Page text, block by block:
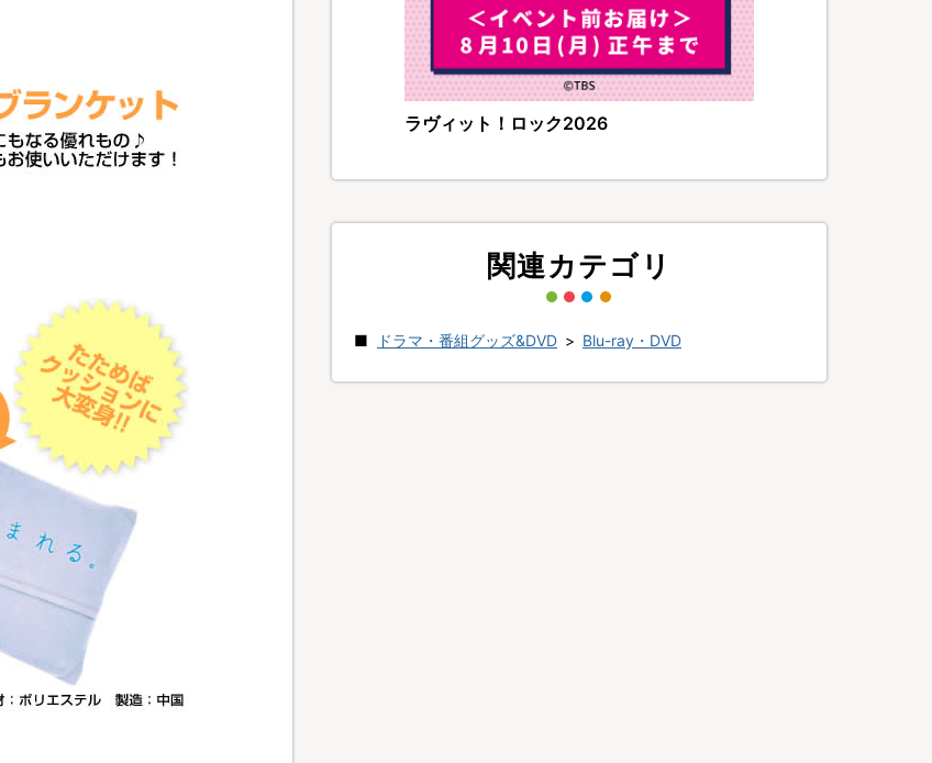
ラヴィット！ロック2026
関連カテゴリ
ドラマ・番組グッズ&DVD > Blu-ray・DVD